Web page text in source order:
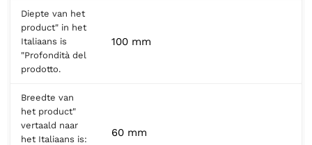
Diepte van het
product" in het
Italiaans is
"Profondità del
prodotto.
100 mm
Breedte van
het product"
vertaald naar
het Italiaans is:
60 mm